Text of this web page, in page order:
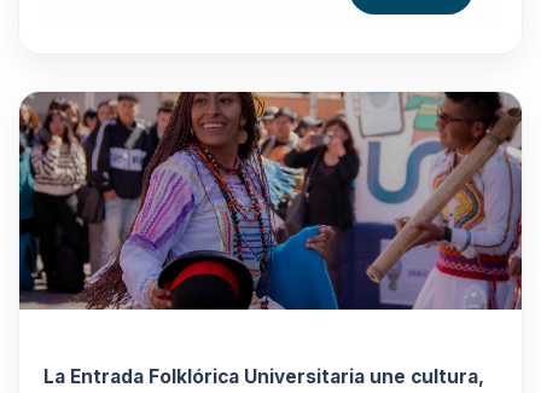
La Entrada Folklórica Universitaria une cultura,